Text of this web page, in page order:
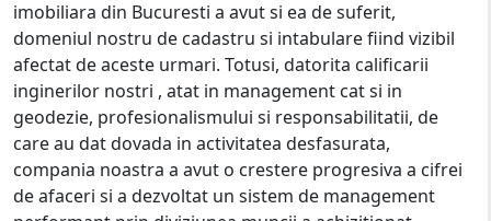
imobiliara din Bucuresti a avut si ea de suferit,
domeniul nostru de cadastru si intabulare fiind vizibil
afectat de aceste urmari. Totusi, datorita calificarii
inginerilor nostri , atat in management cat si in
geodezie, profesionalismului si responsabilitatii, de
care au dat dovada in activitatea desfasurata,
compania noastra a avut o crestere progresiva a cifrei
de afaceri si a dezvoltat un sistem de management